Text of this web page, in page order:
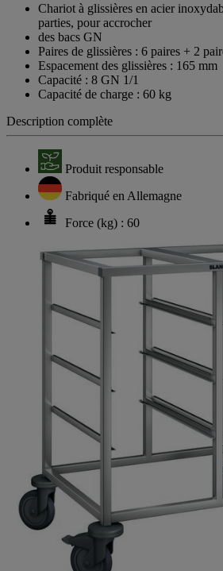
Chariot à glissières en acier
parties, pour accrocher
des bacs GN
Paires de glissières : 6 paires + 2
Espacement des glissières : 165 mm
Capacité : 8 GN 1/1
Capacité de charge : 60 kg
Description complète
Produit responsable
Fabriqué en Allemagne
Force (kg) : 60